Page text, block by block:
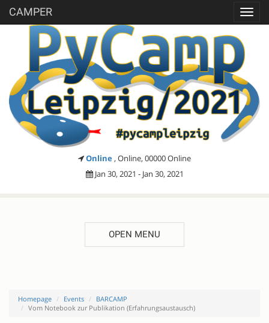
CAMPER
Online , Online, 00000 Online
Jan 30, 2021 - Jan 30, 2021
OPEN MENU
Homepage Events
BARCAMP
Vom Notebook zur Publikation (Erfahrungsaustausch)